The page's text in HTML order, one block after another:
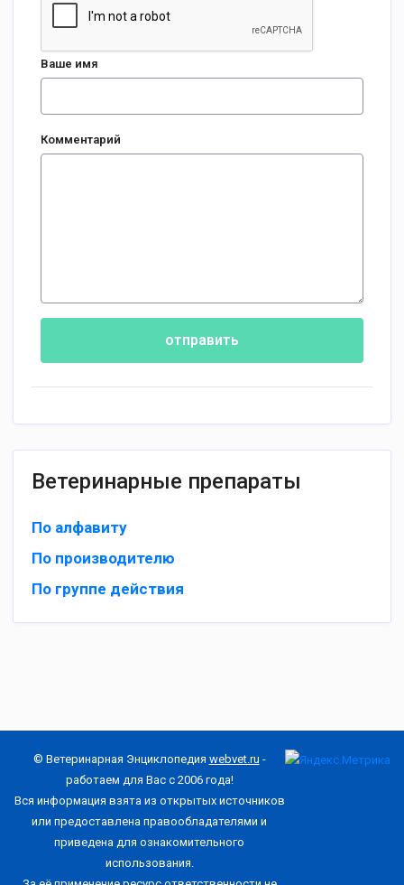
Ваше имя
Комментарий
отправить
Ветеринарные препараты
По алфавиту
По производителю
По группе действия
© Ветеринарная Энциклопедия webvet.ru -
работаем для Вас с 2006 года!
Вся информация взята из открытых источников
или предоставлена правообладателями и
приведена для ознакомительного
использования.